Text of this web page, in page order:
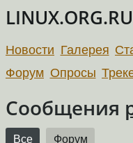
LINUX.ORG.RU
Новости Галерея
Форум Опросы
Сообщения
Все Форум